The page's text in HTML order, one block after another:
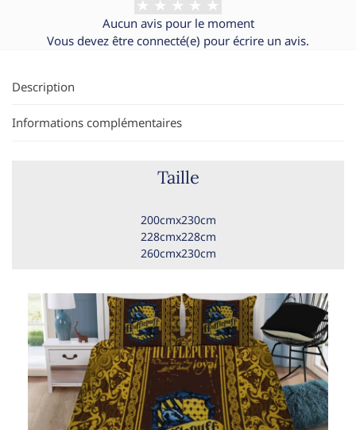
Aucun avis pour le moment
Vous devez être connecté(e) pour écrire un avis.
Description
Informations complémentaires
Taille
200cmx230cm
228cmx228cm
260cmx230cm